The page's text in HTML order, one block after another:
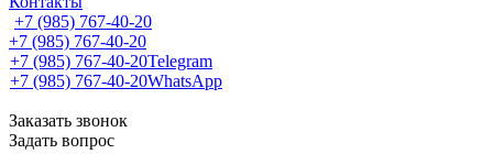
+7 (985) 767-40-20
+7 (985) 767-40-20
+7 (985) 767-40-20Telegram
+7 (985) 767-40-20WhatsApp
Заказать звонок
Задать вопрос